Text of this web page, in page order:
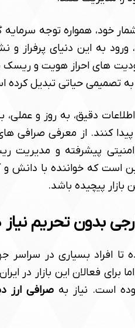
خود، همواره توجه سرمایه
ورود به این دنیای پرفراز
های احراز هویت و
به تصمیمی حیاتی تبدیل کرده
دقیق، به روز و عملی،
کنند. از معرفی صرافی های
پیشرفته و مدیریت
است که خواننده با دانش و
پیچیده باشد.
بدون تحریم نیاز
تا افراد بسیاری در
فعالان این بازار در
است. نیاز بهصرافی ارز